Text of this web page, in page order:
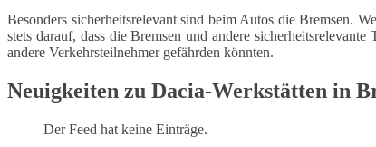
Besonders sicherheitsrelevant sind beim Autos die Bremsen.
stets darauf, dass die Bremsen und andere
andere Verkehrsteilnehmer gefährden könnten.
Neuigkeiten zu Dacia-Werkstätten in
Der Feed hat keine Einträge.